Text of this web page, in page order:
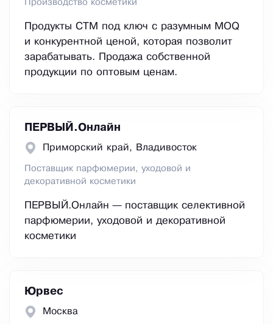
Производство косметики
Продукты СТМ под ключ с разумным MOQ
и конкурентной ценой, которая позволит
зарабатывать. Продажа собственной
продукции по оптовым ценам.
ПЕРВЫЙ.Онлайн
Приморский край, Владивосток
Поставщик парфюмерии, уходовой и
декоративной косметики
ПЕРВЫЙ.Онлайн — поставщик селективной
парфюмерии, уходовой и декоративной
косметики
Юрвес
Москва